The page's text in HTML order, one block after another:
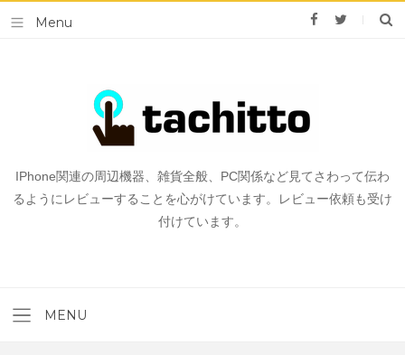
IPhone関連の周辺機器、雑貨全般、PC関係など見てさわって伝わ
るようにレビューすることを心がけています。レビュー依頼も受け
付けています。